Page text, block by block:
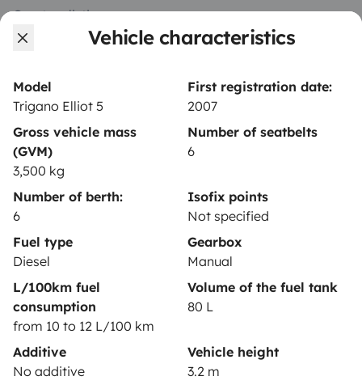
Vehicle characteristics
Model
Trigano Elliot 5
First registration date:
2007
Gross vehicle mass
(GVM)
3,500 kg
Number of seatbelts
6
Number of berth:
6
Isofix points
Not specified
Fuel type
Diesel
Gearbox
Manual
L/100km fuel
consumption
from 10 to 12 L/100 km
Volume of the fuel tank
80 L
Additive
No additive
Vehicle height
3.2 m
Create a listing
Rental contract
Insurance for hiring out
Breakdown assistance
Help Centre for owners
Secure third-party payment system
Pay in instalments
App Store
Download in
Google Play